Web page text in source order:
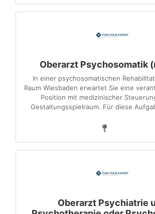
Oberarzt Psychosomatik
In einer psychosomatischen
Raum Wiesbaden erwartet Sie eine
Position mit medizinischer
Gestaltungsspielraum. Für diese
Oberarzt Psychiatrie